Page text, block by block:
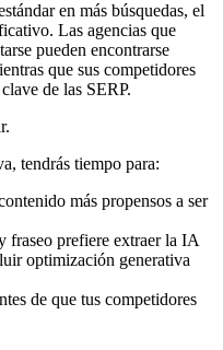
en más búsquedas, el
Las agencias que
pueden encontrarse
que sus competidores
de las SERP.
tendrás tiempo para:
más propensos a ser
fraseo prefiere extraer la IA
optimización generativa
de que tus competidores